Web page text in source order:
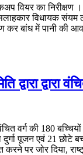
वियर का
विधायक संयम
कर बांध में पानी
द्वारा
वंचित वर्ग की 180
पूजन एवं 21 छोटे
पर जोर दिया,